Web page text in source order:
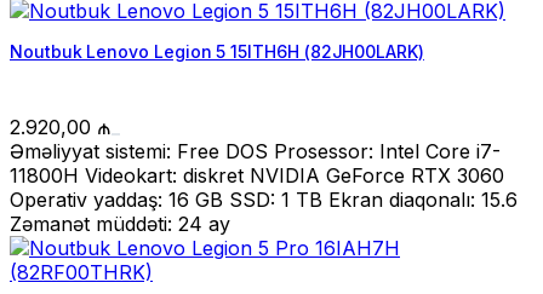
Noutbuk Lenovo Legion 5 15ITH6H (82JH00LARK)
2.920,00 ₼
Əməliyyat sistemi: Free DOS Prosessor: Intel Core i7-
11800H Videokart: diskret NVIDIA GeForce RTX 3060
Operativ yaddaş: 16 GB SSD: 1 TB Ekran diaqonalı: 15.6
Zəmanət müddəti: 24 ay